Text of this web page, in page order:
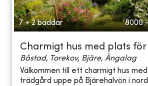
7 + 2 bäddar 8000
Charmigt hus med plats
Båstad, Torekov, Bjäre, Ängalag
Välkommen till ett charmigt hus
trädgård uppe på Bjärehalvön i